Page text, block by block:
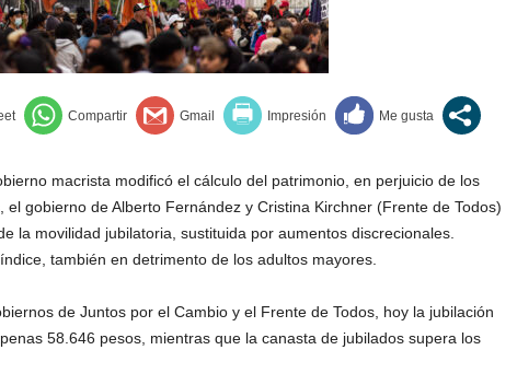
macrista modificó el cálculo del patrimonio, en perjuicio de los
el gobierno de Alberto Fernández y Cristina Kirchner (Frente de Todos)
la movilidad jubilatoria, sustituida por aumentos discrecionales.
también en detrimento de los adultos mayores.
de Juntos por el Cambio y el Frente de Todos, hoy la jubilación
58.646 pesos, mientras que la canasta de jubilados supera los